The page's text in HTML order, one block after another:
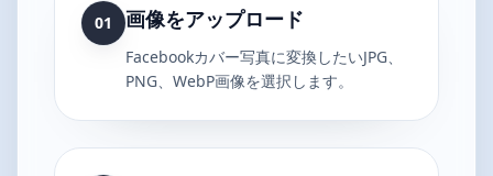
01 画像をアップロード
Facebookカバー写真に変換したいJPG、
PNG、WebP画像を選択します。